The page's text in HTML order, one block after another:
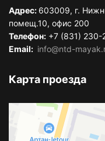
Адрес: 603009, г.
помещ.10, офис 200
Телефон: +7 (831) 230-
Email: info@ntd-
Карта проезда